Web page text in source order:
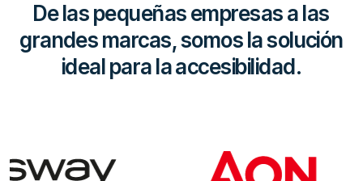
De las pequeñas empresas a las
grandes marcas, somos la solución
ideal para la accesibilidad.